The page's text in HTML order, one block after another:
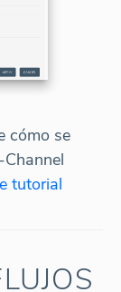
cómo se
tutorial